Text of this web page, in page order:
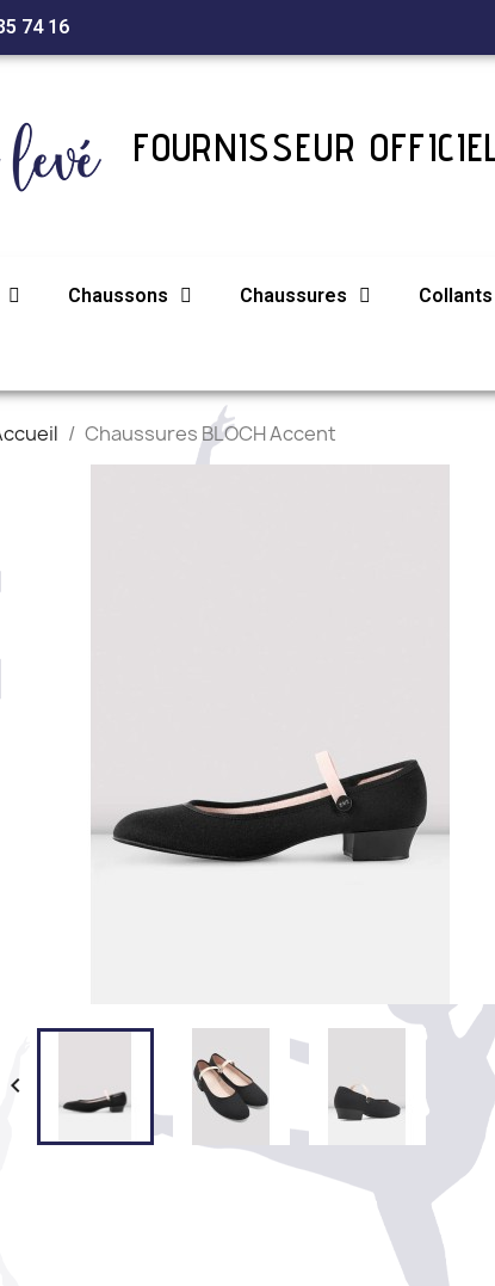
74 16
FOURNISSEUR
Chaussons Chaussures Collants
Chaussures BLOCH Accent
